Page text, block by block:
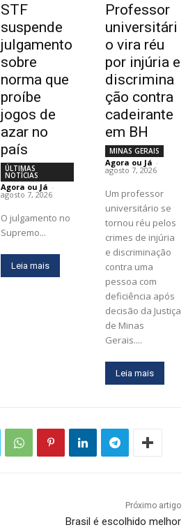
STF
suspende
julgamento
sobre
norma que
proíbe
jogos de
azar no
país
ÚLTIMAS
NOTÍCIAS
Agora ou Já -
agosto 7, 2026
O julgamento no
Supremo...
Leia mais
Professor
universitári
o vira réu
por injúria e
discrimina
ção contra
cadeirante
em BH
MINAS GERAIS
Agora ou Já -
agosto 7, 2026
Um professor
universitário se
tornou réu pelos
crimes de injúria
e discriminação
contra uma
pessoa com
deficiência após
decisão da Justiça
de Minas
Gerais....
Leia mais
Próximo artigo
Brasil é escolhido melhor